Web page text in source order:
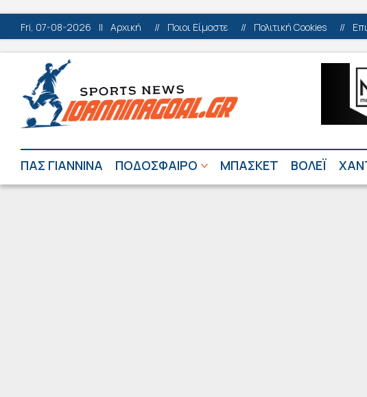
Fri, 07-08-2026 || Αρχική // Ποιοι Είμαστε // Πολιτική Cookies //
ΠΑΣ ΓΙΑΝΝΙΝΑ ΠΟΔΟΣΦΑΙΡΟ ΜΠΑΣΚΕΤ ΒΟΛΕΪ